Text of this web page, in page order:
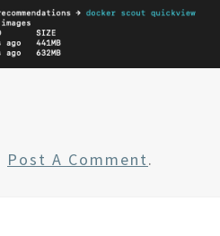
Post A Comment.